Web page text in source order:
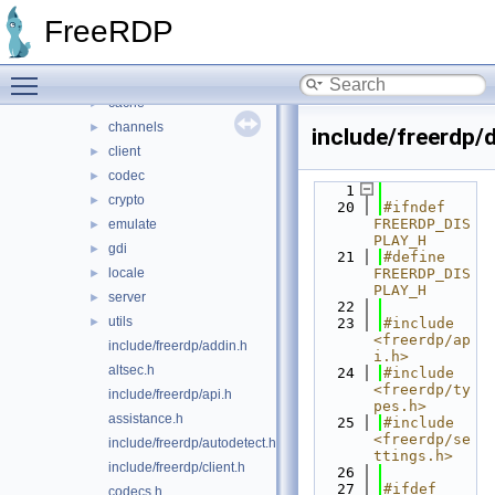
FreeRDP
► client
► cache
► channels
► client
► codec
► crypto
► emulate
► gdi
► locale
► server
►
utils
include/freerdp/addin.h
altsec.h
include/freerdp/api.h
assistance.h
include/freerdp/autodetect.h
include/freerdp/client.h
codecs.h
include/freerdp/
    1
   20
#ifndef
FREERDP_DIS
PLAY_H
   21
#define
FREERDP_DIS
PLAY_H
   22
   23
#include
<freerdp/ap
i.h>
   24
#include
<freerdp/ty
pes.h>
   25
#include
<freerdp/se
ttings.h>
   26
   27
#ifdef